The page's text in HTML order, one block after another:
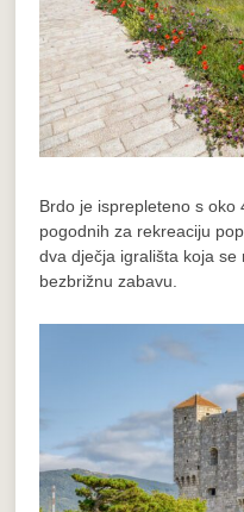
Brdo je isprepleteno s oko
pogodnih za rekreaciju
dva dječja igrališta koja
bezbrižnu zabavu.